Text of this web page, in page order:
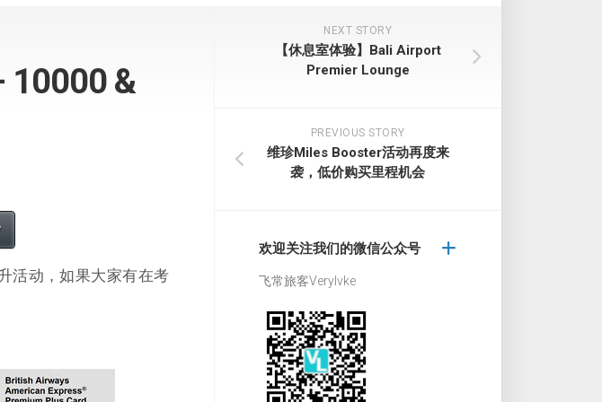
10000 &
活动，如果大家有在考
NEXT STORY
【休息室体验】Bali Airport
Premier Lounge
PREVIOUS STORY
维珍Miles Booster活动再度来
袭，低价购买里程机会
欢迎关注我们的微信公众号
飞常旅客Verylvke